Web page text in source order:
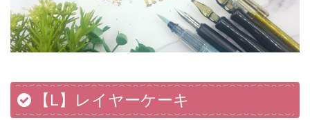
【L】レイヤーケーキ